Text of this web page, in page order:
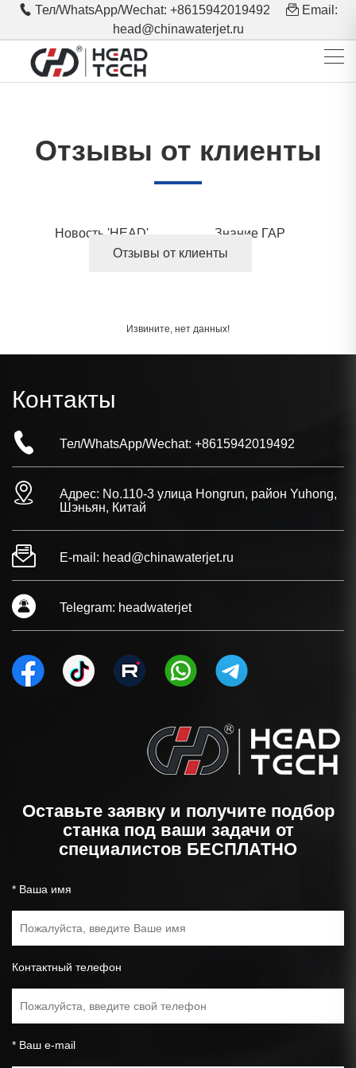
Тел/WhatsApp/Wechat: +8615942019492
Email:
head@chinawaterjet.ru
Отзывы от клиенты
Новость 'HEAD'
Знание ГАР
Отзывы от клиенты
Извините, нет данных!
Контакты
Тел/WhatsApp/Wechat: +8615942019492
Адрес: No.110-3 улица Hongrun, район Yuhong,
Шэньян, Китай
E-mail: head@chinawaterjet.ru
Telegram: headwaterjet
Оставьте заявку и получите подбор
станка под ваши задачи от
специалистов БЕСПЛАТНО
* Ваша имя
Контактный телефон
* Ваш e-mail